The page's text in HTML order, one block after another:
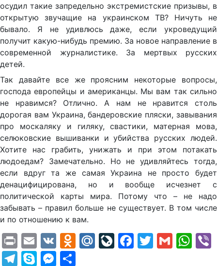
осудил такие запредельно экстремистские призывы, в
открытую звучащие на украинском ТВ? Ничуть не
бывало. Я не удивлюсь даже, если укроведущий
получит какую-нибудь премию. За новое направление в
современной журналистике. За мертвых русских
детей.
Так давайте все же проясним некоторые вопросы,
господа европейцы и американцы. Мы вам так сильно
не нравимся? Отлично. А нам не нравится столь
дорогая вам Украина, бандеровские пляски, завывания
про москаляку и гиляку, свастики, матерная мова,
селюковские вышиванки и убийства русских людей.
Хотите нас грабить, унижать и при этом потакать
людоедам? Замечательно. Но не удивляйтесь тогда,
если вдруг та же самая Украина не просто будет
денацифицирована, но и вообще исчезнет с
политической карты мира. Потому что – не надо
забывать – правил больше не существует. В том числе
и по отношению к вам.
PrintEmail
VK Odnoklassniki
Mail.Ru
LiveJournal
Facebook
Twitter
Gmail
Telegram
SkypeMessenger